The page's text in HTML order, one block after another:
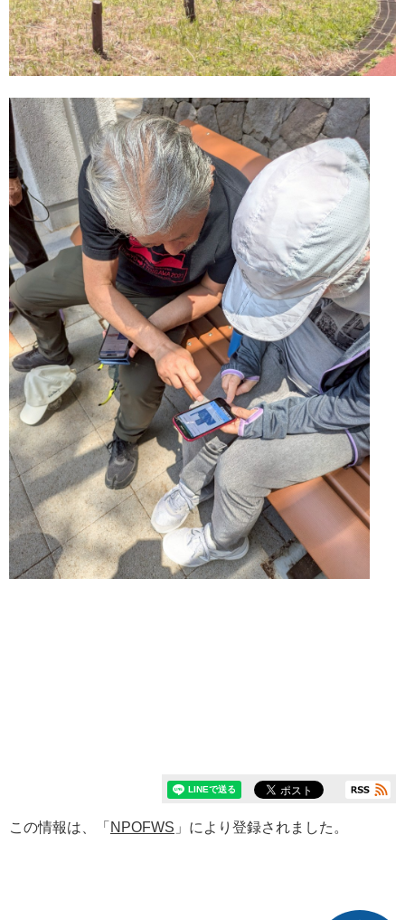
この情報は、「 NPOFWS 」により登録されました。